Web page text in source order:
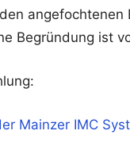
Begründung ist
Mainzer IMC